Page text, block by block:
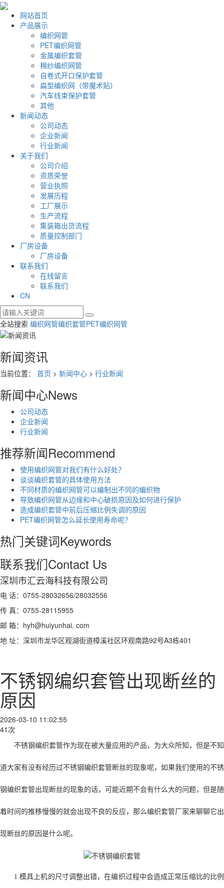
网站首页
产品展示
编织网管
PET编织网管
金属编织套管
棉纱编织网管
自卷式开口保护套管
扁型编织网（带魔术贴）
汽车线束保护套管
其他
新闻动态
公司动态
企业新闻
行业新闻
关于我们
公司介绍
资质荣誉
营业执照
发展历程
工厂展示
生产流程
集装箱出货流程
质量控制部门
厂房设备
厂房设备
联系我们
在线留言
联系我们
CN
全站搜索 编织网管编织套管PET编织网管
新闻资讯
当前位置： 首页 > 新闻中心 > 行业新闻
新闻中心News
公司动态
企业新闻
行业新闻
推荐新闻Recommend
使用编织网管对我们有什么好处？
谈谈编织套管的具体使用方法
不同材质的编织网管可以编制出不同的编织物
导致编织网管从边缘和中心破损原因及如何进行保护
造成编织套管中前后压缩比例失调的原因
PET编织网管怎么延长使用寿命呢？
热门关键词Keywords
联系我们Contact Us
深圳市汇云海科技有限公司
电 话：0755-28032656/28032556
传 真：0755-28115955
邮 箱：hyh@huiyunhai. com
地 址：深圳市龙华区观湖街道樟溪社区环观南路92号A3栋401
不锈钢编织套管出现断丝的
原因
2026-03-10 11:02:55
41次
不锈钢编织套管作为现在被大量应用的产品，为大众所知，但是不知
道大家有没有经历过不锈钢编织套管断丝的现象呢，如果我们使用的不锈
钢编织套管出现断丝的现象的话，可能近期不会有什么大的问题，但是随
着时间的推移慢慢的就会出现不良的反应，那么编织套管厂家来聊聊它出
现断丝的原因是什么呢。
1.模具上机的尺寸调整出错，在编织过程中会造成正常压缩比的比例